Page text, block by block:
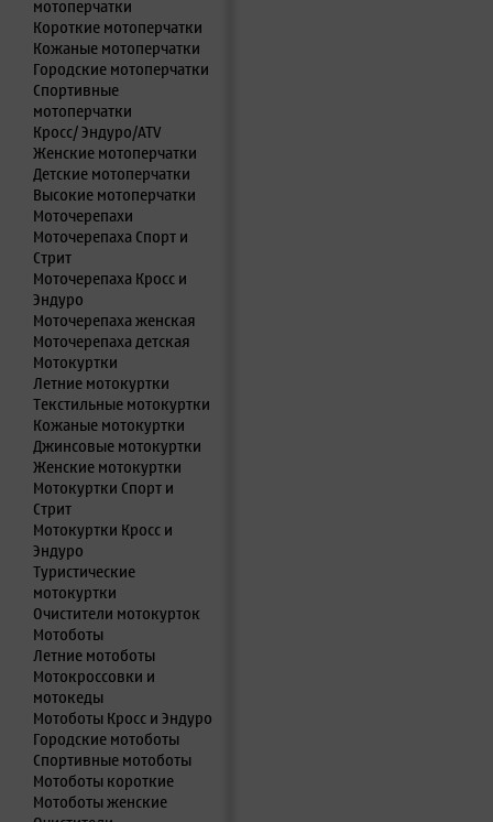
мотоперчатки
Короткие мотоперчатки
Кожаные мотоперчатки
Городские мотоперчатки
Спортивные
мотоперчатки
Кросс/ Эндуро/ATV
Женские мотоперчатки
Детские мотоперчатки
Высокие мотоперчатки
Моточерепахи
Моточерепаха Спорт и
Стрит
Моточерепаха Кросс и
Эндуро
Моточерепаха женская
Моточерепаха детская
Мотокуртки
Летние мотокуртки
Текстильные мотокуртки
Кожаные мотокуртки
Джинсовые мотокуртки
Женские мотокуртки
Мотокуртки Спорт и
Стрит
Мотокуртки Кросс и
Эндуро
Туристические
мотокуртки
Очистители мотокурток
Мотоботы
Летние мотоботы
Мотокроссовки и
мотокеды
Мотоботы Кросс и Эндуро
Городские мотоботы
Спортивные мотоботы
Мотоботы короткие
Мотоботы женские